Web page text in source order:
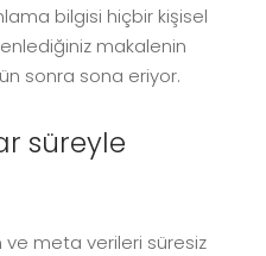
bilgisi hiçbir kişisel
makalenin
sonra sona eriyor.
süreyle
ve meta verileri süresiz